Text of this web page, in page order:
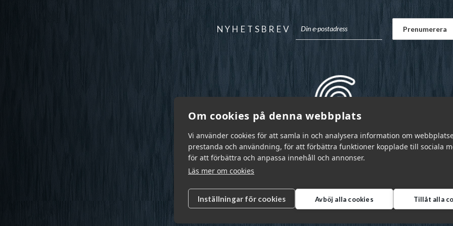
Om cookies på denna webbplats
Vi använder cookies för att samla in och analysera information om
prestanda och användning, för att förbättra funktioner kopplade till sociala
för att förbättra och anpassa innehåll och annonser.
Läs mer om cookies
Inställningar för cookies Avböj alla cookies Tillåt alla
NYHETSBREV
Garnr Sverige AB © 2026 | info@garnr.se 031 - 92